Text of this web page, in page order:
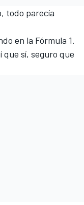
todo parecía
en la Fórmula 1.
sí, seguro que